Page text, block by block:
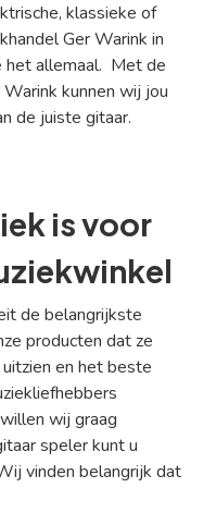
klassieke of
Ger Warink in
het allemaal. Met de
kunnen wij jou
de juiste gitaar.
is voor
de belangrijkste
producten dat ze
en het beste
wij graag
speler kunt u
vinden belangrijk dat